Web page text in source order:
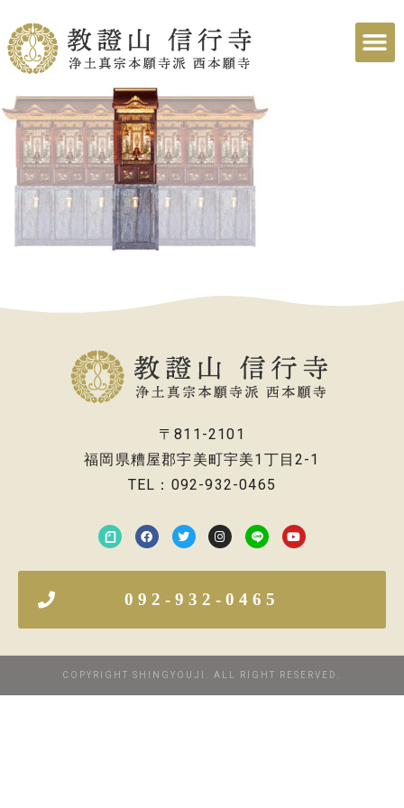
〒811-2101
福岡県糟屋郡宇美町宇美1丁目2-1
TEL：092-932-0465
092-932-0465
COPYRIGHT SHINGYOUJI. ALL RIGHT RESERVED.